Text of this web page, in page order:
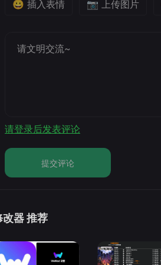
😀 插入表情 📷 上传图片
请登录后发表评论
提交评论
改器 推荐